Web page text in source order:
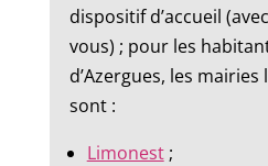
dispositif d’accueil
vous) ; pour les
d’Azergues, les
sont :
Limonest;